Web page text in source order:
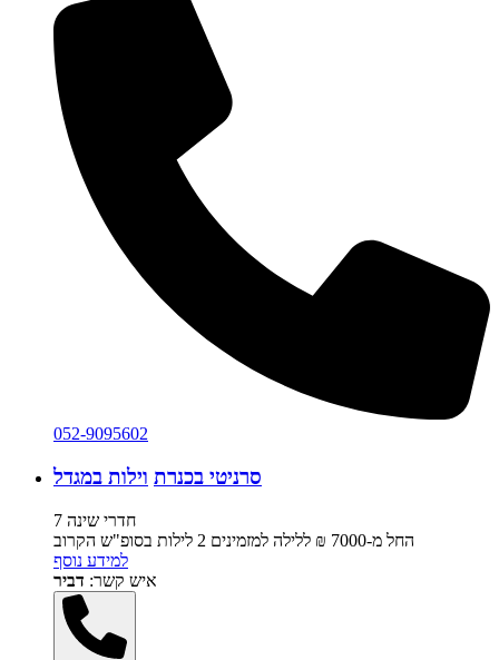
052-9095602
סרניטי בכנרת וילות במגדל
7 חדרי שינה
החל מ-‏7000 ₪ ללילה למזמינים 2 לילות בסופ"ש הקרוב
למידע נוסף
איש קשר: דביר